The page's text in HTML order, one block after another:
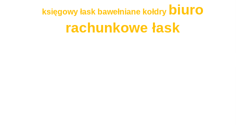
księgowy łask bawełniane kołdry biuro
rachunkowe łask